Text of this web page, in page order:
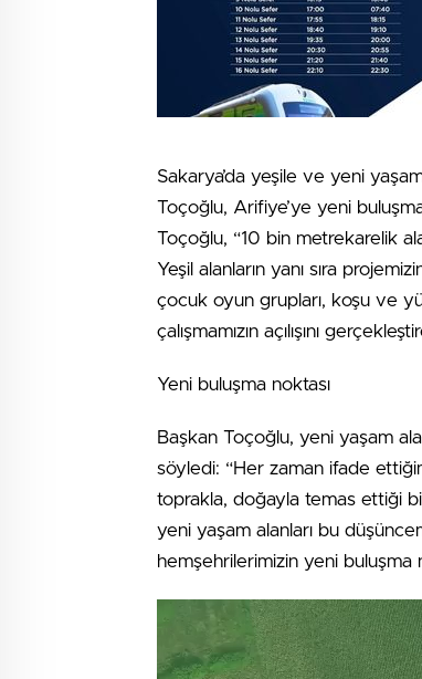
Sakarya’da yeşile ve yeni
Toçoğlu, Arifiye’ye yeni buluşma
Toçoğlu, “10 bin metrekarelik
Yeşil alanların yanı sıra
çocuk oyun grupları, koşu ve
çalışmamızın açılışını
Yeni buluşma noktası
Başkan Toçoğlu, yeni yaşam
söyledi: “Her zaman ifade
toprakla, doğayla temas ettiği
yeni yaşam alanları bu
hemşehrilerimizin yeni buluşma